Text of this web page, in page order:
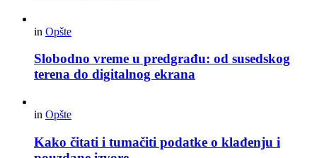
in Opšte
Slobodno vreme u predgrađu: od susedskog
terena do digitalnog ekrana
in Opšte
Kako čitati i tumačiti podatke o klađenju i